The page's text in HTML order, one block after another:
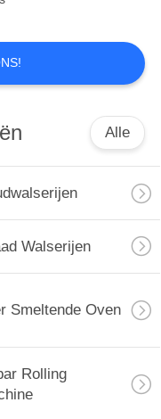
Alle
Walserijen
Smeltende Oven
Rolling